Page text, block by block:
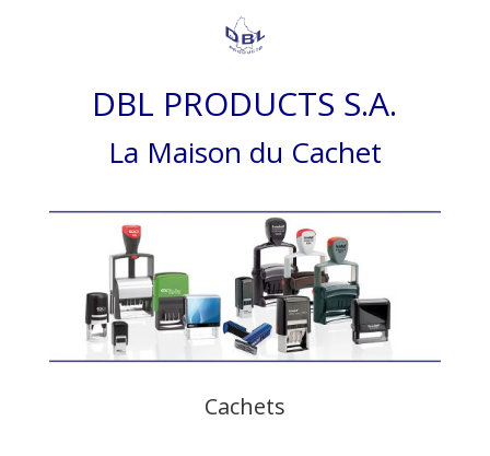
DBL PRODUCTS S.A.
La Maison du Cachet
Cachets